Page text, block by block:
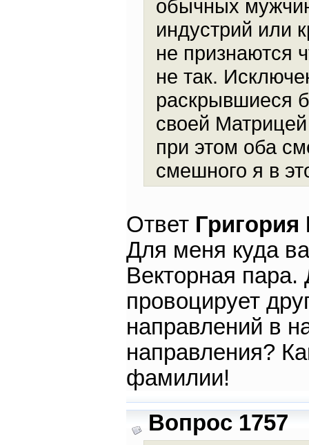
обычных
индустрий или
не признаются
не так.
раскрывшиеся
своей
при этом оба
смешного я в
Ответ
Для меня куда
Векторная
провоцирует
направлений в
направления?
фамилии!
Вопрос 1757